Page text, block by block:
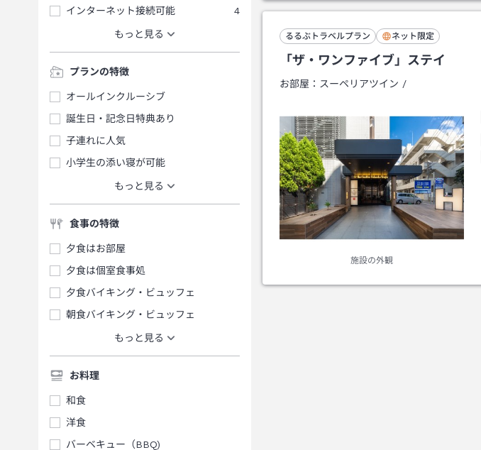
インターネット接続可能
4
もっと見る
プランの特徴
オールインクルーシブ
誕生日・記念日特典あり
子連れに人気
小学生の添い寝が可能
もっと見る
食事の特徴
夕食はお部屋
夕食は個室食事処
夕食バイキング・ビュッフェ
朝食バイキング・ビュッフェ
もっと見る
お料理
和食
洋食
バーベキュー（BBQ)
るるぶトラベルプラン ネット限定
「ザ・ワンファイブ」ステイ
お部屋： スーペリアツイン /
施設の外観